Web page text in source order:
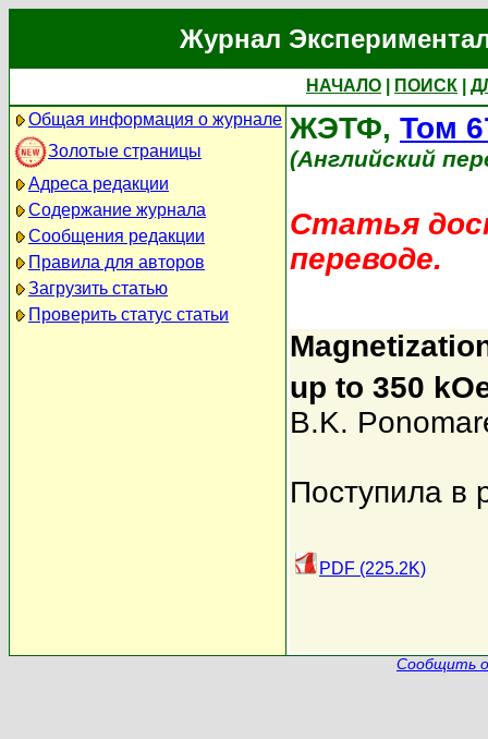
Журнал
НАЧАЛО ПОИСК
Общая информация о журнале
Золотые страницы
Адреса редакции
Содержание журнала
Сообщения редакции
Правила для авторов
Загрузить статью
Проверить статус статьи
ЖЭТФ, Том
(Английский
Статья
переводе.
up to 350
B.K.
Поступила в
PDF (225.2K)
Сообщить о